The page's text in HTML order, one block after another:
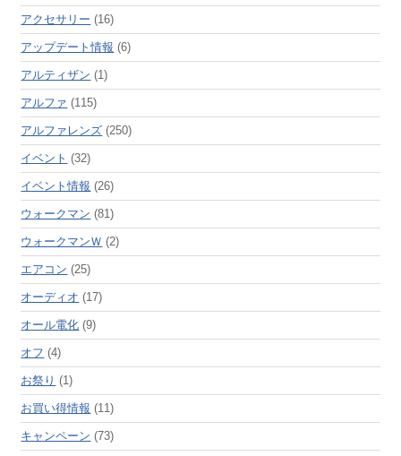
アクセサリー (16)
アップデート情報 (6)
アルティザン (1)
アルファ (115)
アルファレンズ (250)
イベント (32)
イベント情報 (26)
ウォークマン (81)
ウォークマンＷ (2)
エアコン (25)
オーディオ (17)
オール電化 (9)
オフ (4)
お祭り (1)
お買い得情報 (11)
キャンペーン (73)